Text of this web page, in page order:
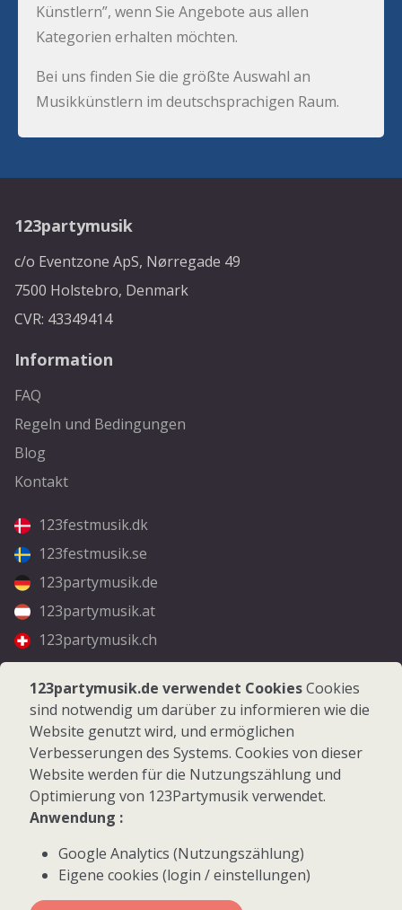
Künstlern”, wenn Sie Angebote aus allen
Kategorien erhalten möchten.
Bei uns finden Sie die größte Auswahl an
Musikkünstlern im deutschsprachigen Raum.
123partymusik
c/o Eventzone ApS, Nørregade 49
7500 Holstebro, Denmark
CVR: 43349414
Information
FAQ
Regeln und Bedingungen
Blog
Kontakt
123festmusik.dk
123festmusik.se
123partymusik.de
123partymusik.at
123partymusik.ch
Folgen Sie uns
Facebook
Instagram
© 2026 123Partymusik.de - Alle Rechte vorbehalten
123partymusik.de verwendet CookiesCookies
sind notwendig um darüber zu informieren wie die
Website genutzt wird, und ermöglichen
Verbesserungen des Systems. Cookies von dieser
Website werden für die Nutzungszählung und
Optimierung von 123Partymusik verwendet.
Anwendung :
Google Analytics (Nutzungszählung)
Eigene cookies (login / einstellungen)